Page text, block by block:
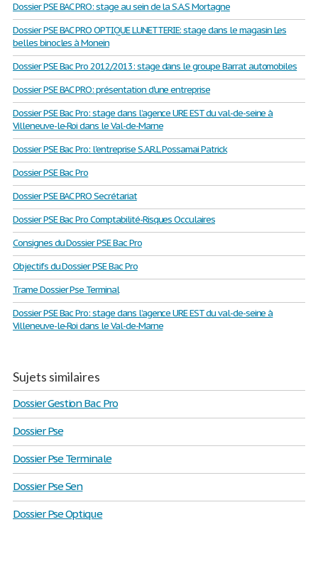
Dossier PSE BAC PRO: stage au sein de la S.A.S Mortagne
Dossier PSE BAC PRO OPTIQUE LUNETTERIE: stage dans le magasin Les
belles binocles à Monein
Dossier PSE Bac Pro 2012/2013: stage dans le groupe Barrat automobiles
Dossier PSE BAC PRO: présentation d'une entreprise
Dossier PSE Bac Pro: stage dans l’agence URE EST du val-de-seine à
Villeneuve-le-Roi dans le Val-de-Marne
Dossier PSE Bac Pro: l'entreprise S.A.R.L Possamai Patrick
Dossier PSE Bac Pro
Dossier PSE BAC PRO Secrétariat
Dossier PSE Bac Pro Comptabilité-Risques Occulaires
Consignes du Dossier PSE Bac Pro
Objectifs du Dossier PSE Bac Pro
Trame Dossier Pse Terminal
Dossier PSE Bac Pro: stage dans l’agence URE EST du val-de-seine à
Villeneuve-le-Roi dans le Val-de-Marne
Sujets similaires
Dossier Gestion Bac Pro
Dossier Pse
Dossier Pse Terminale
Dossier Pse Sen
Dossier Pse Optique